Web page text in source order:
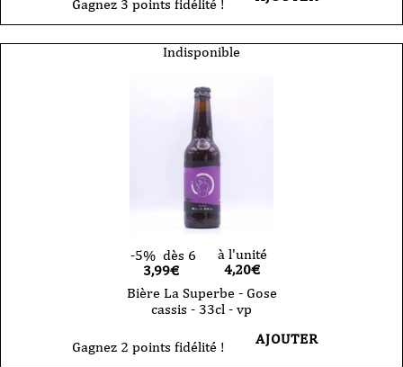
Gagnez 3 points fidélité !
Indisponible
-5% dès 6
3,99€
à l'unité
4,20€
Bière La Superbe - Gose
cassis - 33cl - vp
Gagnez 2 points fidélité ! AJOUTER